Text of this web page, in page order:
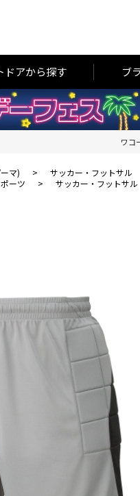
ドアから探す ブ
ワコ
マ) > サッカー・フットサル
ーツ > サッカー・フットサル